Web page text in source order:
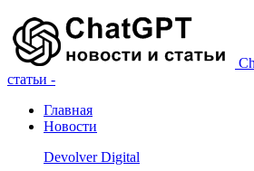
статьи -
Главная
Новости
Devolver Digital